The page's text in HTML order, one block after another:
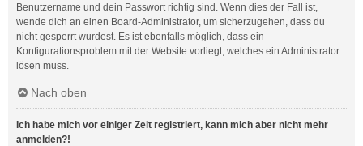
Benutzername und dein Passwort richtig sind. Wenn dies der Fall ist,
wende dich an einen Board-Administrator, um sicherzugehen, dass du
nicht gesperrt wurdest. Es ist ebenfalls möglich, dass ein
Konfigurationsproblem mit der Website vorliegt, welches ein Administrator
lösen muss.
Nach oben
Ich habe mich vor einiger Zeit registriert, kann mich aber nicht mehr
anmelden?!